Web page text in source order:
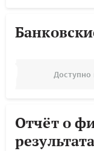
Доступно
Отчёт о